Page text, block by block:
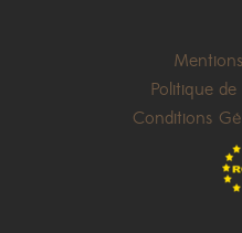
Politique
Conditions